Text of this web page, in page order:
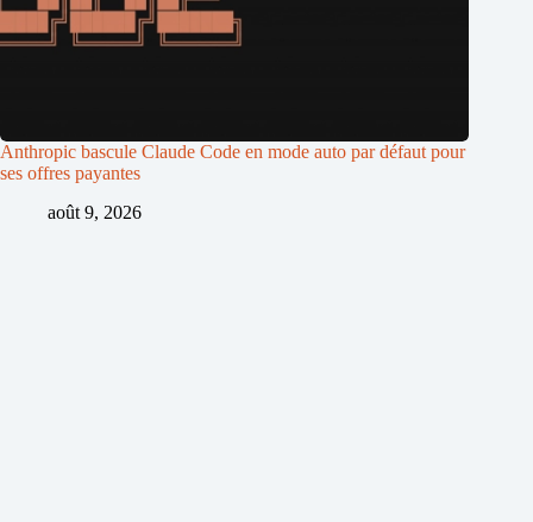
Anthropic bascule Claude Code en mode auto par défaut pour
ses offres payantes
août 9, 2026